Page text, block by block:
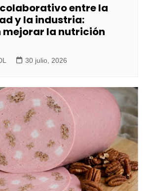
entre la
y la industria:
mejorar la nutrición
30 julio, 2026